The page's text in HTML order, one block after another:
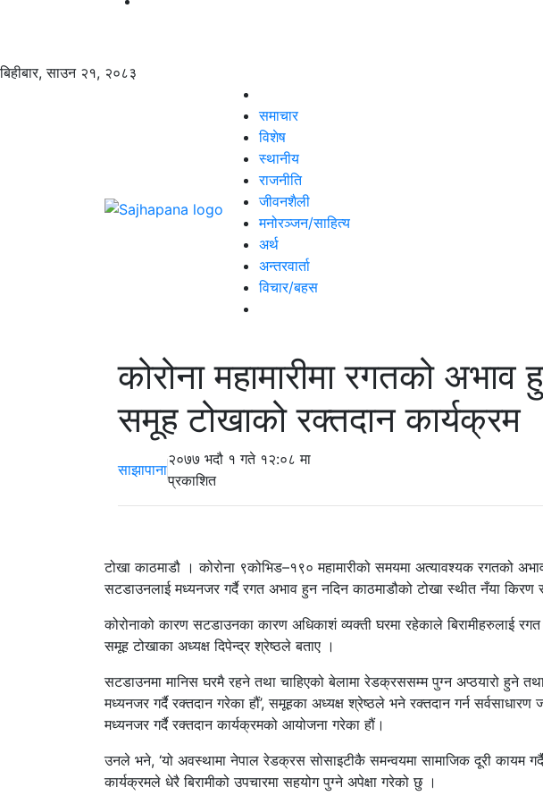
बिहीबार, साउन २१, २०८३
समाचार
विशेष
स्थानीय
राजनीति
जीवनशैली
मनोरञ्जन/साहित्य
अर्थ
अन्तरवार्ता
विचार/बहस
कोरोना महामारीमा रगतको
समूह टोखाको रक्तदान कार्यक्रम
साझापाना
२०७७ भदौ १ गते १२:०८ मा
प्रकाशित
टोखा काठमाडौ । कोरोना ९कोभिड–१९० महामारीको समयमा अत्यावश्यक रगतको
सटडाउनलाई मध्यनजर गर्दै रगत अभाव हुन नदिन काठमाडौको टोखा स्थीत नँया
कोरोनाको कारण सटडाउनका कारण अधिकाशं व्यक्ती घरमा रहेकाले बिरामीहरुलाई
समूह टोखाका अध्यक्ष दिपेन्द्र श्रेष्ठले बताए ।
सटडाउनमा मानिस घरमै रहने तथा चाहिएको बेलामा रेडक्रससम्म पुग्न अप्ठयारो हुने
मध्यनजर गर्दै रक्तदान गरेका हौं’, समूहका अध्यक्ष श्रेष्ठले भने रक्तदान गर्न
मध्यनजर गर्दै रक्तदान कार्यक्रमको आयोजना गरेका हौं।
उनले भने, ‘यो अवस्थामा नेपाल रेडक्रस सोसाइटीकै समन्वयमा सामाजिक दूरी कायम
कार्यक्रमले धेरै बिरामीको उपचारमा सहयोग पुग्ने अपेक्षा गरेको छु ।